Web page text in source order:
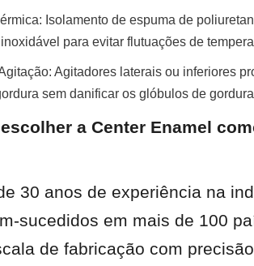
Isolamento de espuma de
para evitar flutuações de
Agitadores laterais ou inferiores
sem danificar os glóbulos de
a Center Enamel
30 anos de experiência na
sucedidos em mais de 100
de fabricação com